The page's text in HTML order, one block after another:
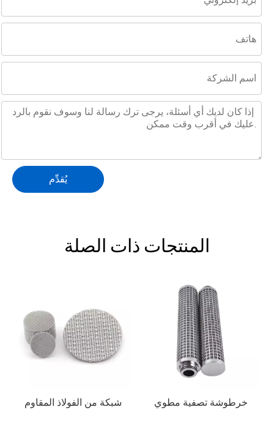
يُقدِّم
المنتجات ذات الصلة
خرطوشة تصفية مطوي
شبكة من الفولاذ المقاوم